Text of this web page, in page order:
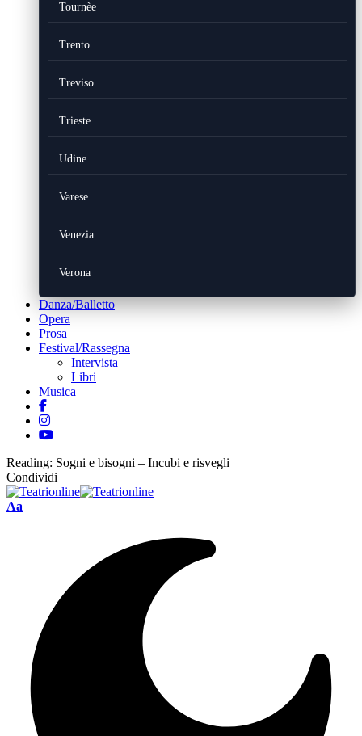
Tournèe
Trento
Treviso
Trieste
Udine
Varese
Venezia
Verona
Danza/Balletto
Opera
Prosa
Festival/Rassegna
Intervista
Libri
Musica
Reading: Sogni e bisogni – Incubi e risvegli
Condividi
Font
Aa